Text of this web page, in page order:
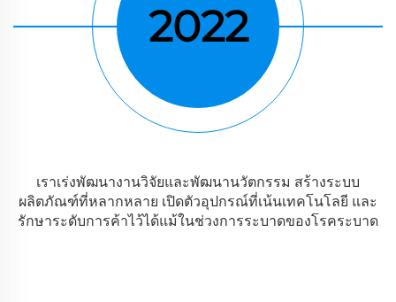
2022
เราเร่งพัฒนางานวิจัยและพัฒนานวัตกรรม สร้างระบบ
ผลิตภัณฑ์ที่หลากหลาย เปิดตัวอุปกรณ์ที่เน้นเทคโนโลยี และ
รักษาระดับการค้าไว้ได้แม้ในช่วงการระบาดของโรคระบาด